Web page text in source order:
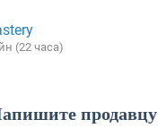
(22 часа)
продавцу